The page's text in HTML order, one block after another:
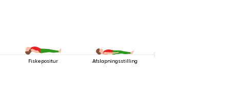
Fiskepositur Afslapningsstilling